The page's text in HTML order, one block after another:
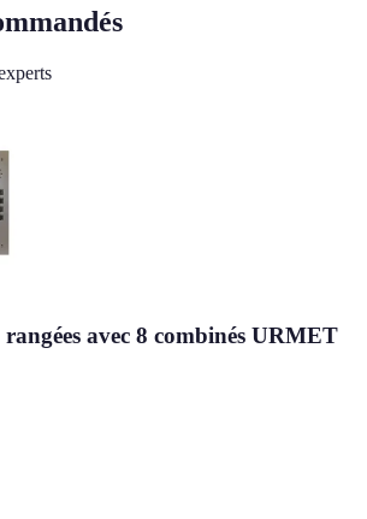
avec 8 combinés URMET